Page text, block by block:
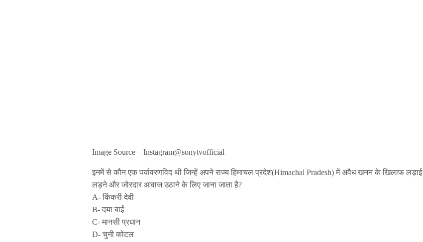
Image Source – Instagram@sonytvofficial
इनमें से कौन एक पर्यावरणविद थी जिन्हें अपने राज्य हिमाचल प्रदेश(Himachal Pradesh) में अवैध खनन के खिलाफ लड़ाई
लड़ने और जोरदार आवाज उठाने के लिए जाना जाता है?
A- किंकरी देवी
B- दया बाई
C- मानसी प्रधान
D- चुनी कोटल